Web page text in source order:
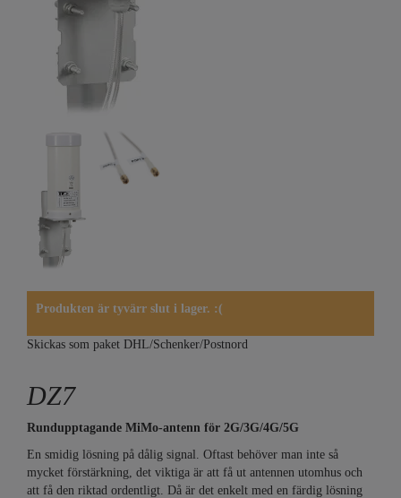
Produkten är tyvärr slut i lager. :(
Skickas som paket DHL/Schenker/Postnord
DZ7
Rundupptagande MiMo-antenn för 2G/3G/4G/5G
En smidig lösning på dålig signal. Oftast behöver man inte så
mycket förstärkning, det viktiga är att få ut antennen utomhus och
att få den riktad ordentligt. Då är det enkelt med en färdig lösning